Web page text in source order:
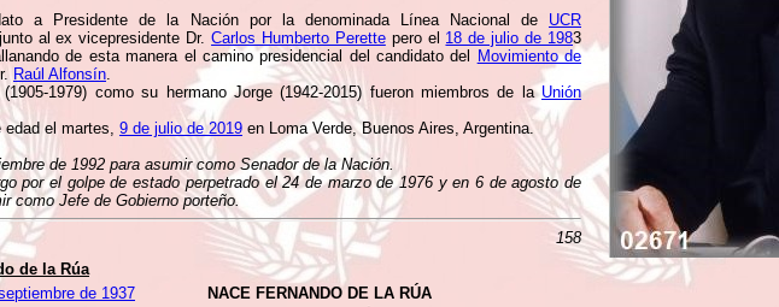
a Presidente de la Nación por la denominada Línea Nacional de UCR
al ex vicepresidente Dr.Carlos Humberto Perettepero el 18 de julio de 1983
de esta manera el camino presidencial del candidato del
Movimiento de
Raúl Alfonsín.
1979) como su hermano Jorge (1942-2015) fueron miembros de la Unión
el martes, 9 de julio de 2019 en Loma Verde, Buenos Aires, Argentina.
de 1992 para asumir como Senador de la Nación.
por el golpe de estado perpetrado el 24 de marzo de 1976 y en 6 de agosto de
como Jefe de Gobierno porteño.
158
de la Rúa
de 1937
NACE FERNANDO DE LA RÚA